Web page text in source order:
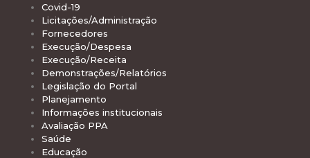
Covid-19
Licitações/Administração
Fornecedores
Execução/Despesa
Execução/Receita
Demonstrações/Relatórios
Legislação do Portal
Planejamento
Informações institucionais
Avaliação PPA
Saúde
Educação